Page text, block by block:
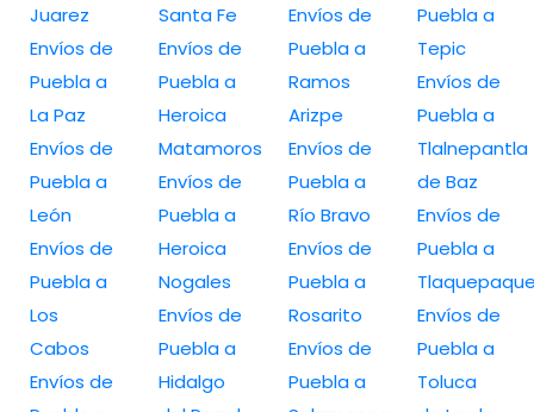
Juarez
Envíos de
Puebla a
La Paz
Envíos de
Puebla a
León
Envíos de
Puebla a
Los
Cabos
Envíos de
Santa Fe
Envíos de
Puebla a
Heroica
Matamoros
Envíos de
Puebla a
Heroica
Nogales
Envíos de
Puebla a
Hidalgo
Envíos de
Puebla a
Ramos
Arizpe
Envíos de
Puebla a
Río Bravo
Envíos de
Puebla a
Rosarito
Envíos de
Puebla a
Puebla a
Tepic
Envíos de
Puebla a
Tlalnepantla
de Baz
Envíos de
Puebla a
Envíos de
Puebla a
Toluca